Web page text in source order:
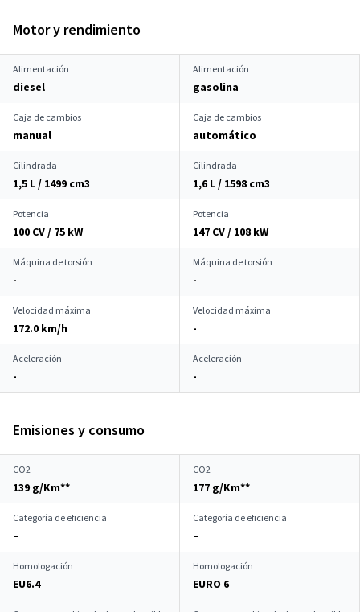
Motor y rendimiento
Alimentación
diesel
Alimentación
gasolina
Caja de cambios
manual
Caja de cambios
automático
Cilindrada
1,5 L / 1499 cm3
Cilindrada
1,6 L / 1598 cm3
Potencia
100 CV / 75 kW
Potencia
147 CV / 108 kW
Máquina de torsión
-
Máquina de torsión
-
Velocidad máxima
172.0 km/h
Velocidad máxima
-
Aceleración
-
Aceleración
-
Emisiones y consumo
CO2
139 g/Km**
CO2
177 g/Km**
Categoría de eficiencia
–
Categoría de eficiencia
–
Homologación
EU6.4
Homologación
EURO 6